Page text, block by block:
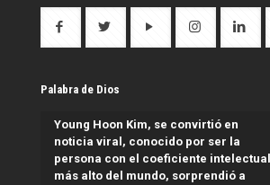
Palabra de Dios
Young Hoon Kim, se convirtió en
noticia viral, conocido por ser la
persona con el coeficiente intelectual
más alto del mundo, sorprendió a